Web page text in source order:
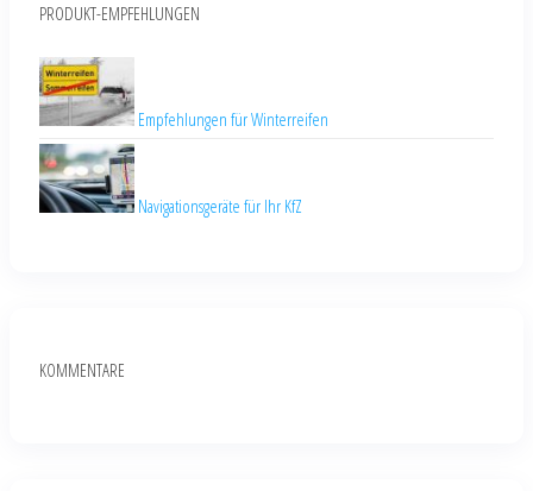
PRODUKT-EMPFEHLUNGEN
Empfehlungen für Winterreifen
Navigationsgeräte für Ihr KfZ
KOMMENTARE